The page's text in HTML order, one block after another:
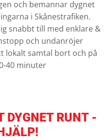
och bemannar dygnet
i Skånestrafiken.
snabbt till med enklare &
och undanröjer
lokalt samtal bort och på
40 minuter
DYGNET RUNT -